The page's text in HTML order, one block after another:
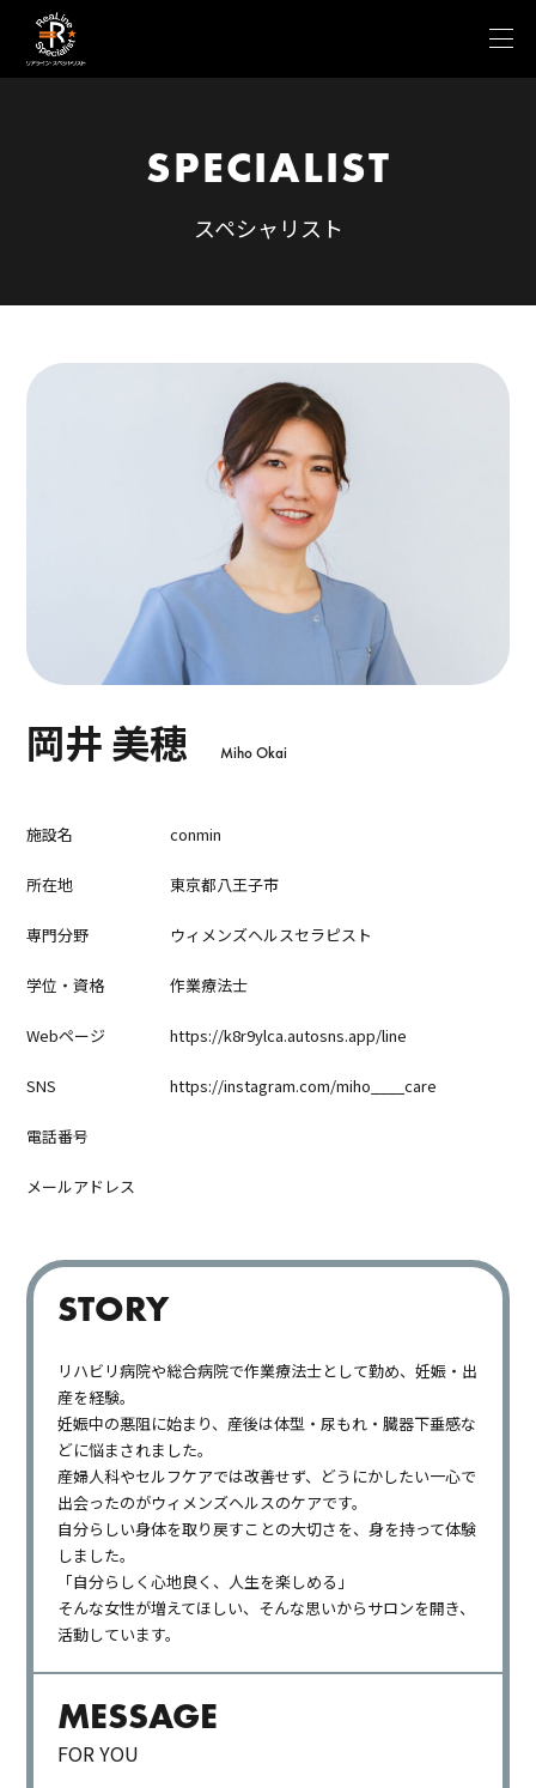
SPECIALIST
スペシャリスト
岡井 美穂 Miho Okai
施設名 conmin
所在地 東京都八王子市
専門分野 ウィメンズヘルスセラピスト
学位・資格 作業療法士
Webページ https://k8r9ylca.autosns.app/line
SNS https://instagram.com/miho____care
電話番号
メールアドレス
STORY
リハビリ病院や総合病院で作業療法士として勤め、妊娠・出
産を経験。
妊娠中の悪阻に始まり、産後は体型・尿もれ・臓器下垂感な
どに悩まされました。
産婦人科やセルフケアでは改善せず、どうにかしたい一心で
出会ったのがウィメンズヘルスのケアです。
自分らしい身体を取り戻すことの大切さを、身を持って体験
しました。
「自分らしく心地良く、人生を楽しめる」
そんな女性が増えてほしい、そんな思いからサロンを開き、
活動しています。
MESSAGE
FOR YOU